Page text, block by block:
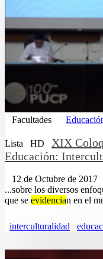
Facultades
Lista HD
XIX
Educación:
12 de Octubre de 2017
...sobre los diversos
que se evidencian en el
interculturalidad